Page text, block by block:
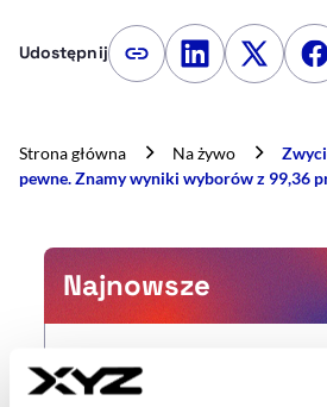
Najnowsze
21:44
Udostępnij Kopiuj link artykułu
Udostępnij na
Strona główna Na żywo
pewne. Znamy wyniki wyborów z 99,36